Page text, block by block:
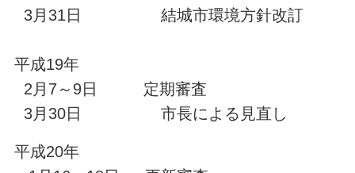
3月31日 結城市環境方針改訂
平成19年
2月7～9日 定期審査
3月30日 市長による見直し
平成20年